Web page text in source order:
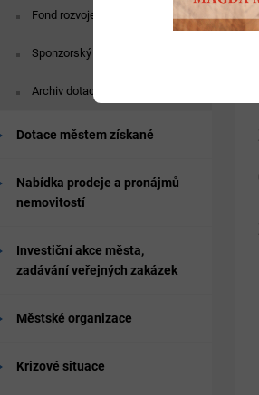
Fond rozvoje bydlení
Sponzorský vzkaz
Archiv dotace
Dotace městem získané
Nabídka prodeje a pronájmů
nemovitostí
Investiční akce města,
zadávání veřejných zakázek
Městské organizace
Krizové situace